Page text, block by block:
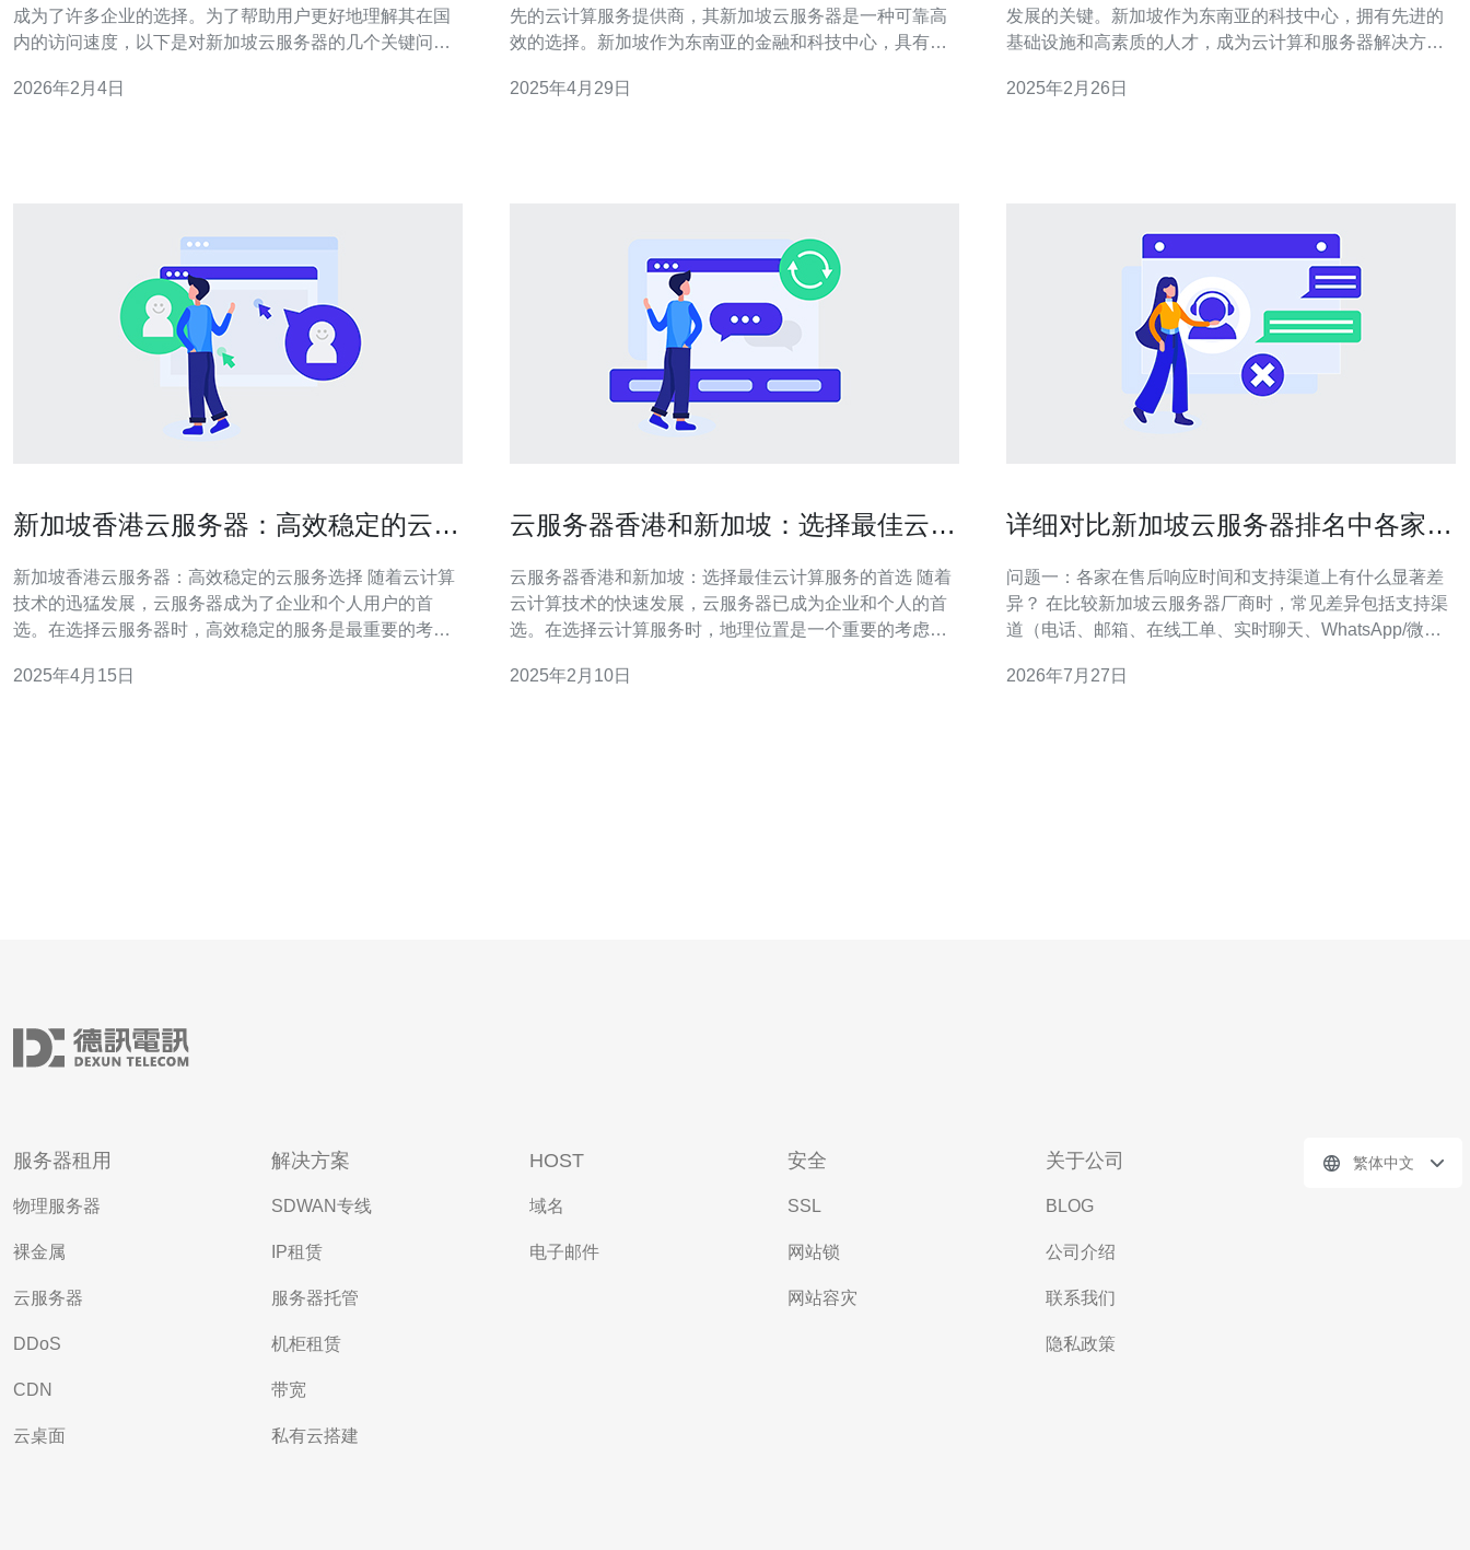
成为了许多企业的选择。为了帮助用户更好地理解其在国
内的访问速度，以下是对新加坡云服务器的几个关键问题
项测速结果，新加坡云服务器的国内访问速度通常在50ms
2026年2月4日
先的云计算服务提供商，其新加坡云服务器是一种可靠高
效的选择。新加坡作为东南亚的金融和科技中心，具有良
良好的环境。 阿里云新加坡云服务器采用先进的硬件设
2025年4月29日
发展的关键。新加坡作为东南亚的科技中心，拥有先进的
基础设施和高素质的人才，成为云计算和服务器解决方案
可靠的解决方案。 新加坡的基础设施 新加坡拥有世界一流
2025年2月26日
新加坡香港云服务器：高效稳定的云服
新加坡香港云服务器：高效稳定的云服务选择 随着云计算
技术的迅猛发展，云服务器成为了企业和个人用户的首
选。在选择云服务器时，高效稳定的服务是最重要的考量
以其出色的网络基础设施和服务质量而闻名。本文将介绍
2025年4月15日
云服务器香港和新加坡：选择最佳云计
云服务器香港和新加坡：选择最佳云计算服务的首选 随着
云计算技术的快速发展，云服务器已成为企业和个人的首
选。在选择云计算服务时，地理位置是一个重要的考虑因
助您选择最佳的云计算服务。 香港是亚洲最重要的金融中
2025年2月10日
详细对比新加坡云服务器排名中各家售
问题一：各家在售后响应时间和支持渠道上有什么显著差
异？ 在比较新加坡云服务器厂商时，常见差异包括支持渠
道（电话、邮箱、在线工单、实时聊天、WhatsApp/微
球化的24/7技术支持与多语言支持，关键故障工单可在
2026年7月27日
服务器租用
物理服务器
裸金属
云服务器
DDoS
CDN
云桌面
解决方案
SDWAN专线
IP租赁
服务器托管
机柜租赁
带宽
私有云搭建
HOST
域名
电子邮件
安全
SSL
网站锁
网站容灾
关于公司
BLOG
公司介绍
联系我们
隐私政策
繁体中文